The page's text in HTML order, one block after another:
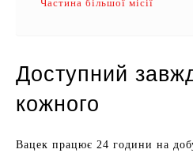
Частина більшої місії
Доступний
кожного
Вацек працює 24 години на